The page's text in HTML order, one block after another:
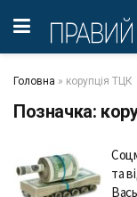
Головна » корупція ТЦК
Позначка:
та